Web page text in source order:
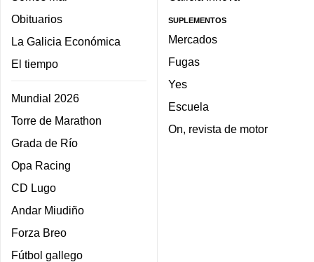
Obituarios
La Galicia Económica
El tiempo
Mundial 2026
Torre de Marathon
Grada de Río
Opa Racing
CD Lugo
Andar Miudiño
Forza Breo
Fútbol gallego
SUPLEMENTOS
Mercados
Fugas
Yes
Escuela
On, revista de motor